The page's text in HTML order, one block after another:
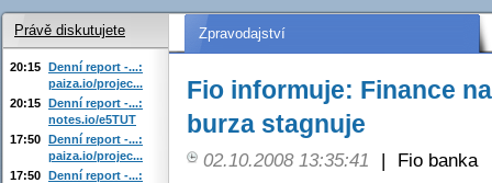
Zpravodajství
Fio informuje: Finance
burza stagnuje
02.10.2008 13:35:41 |
Fio banka
Právě diskutujete
20:15 Denní report -...:
paiza.io/projec...
20:15 Denní report -...:
notes.io/e5TUT
17:50 Denní report -...:
paiza.io/projec...
17:50 Denní report -...: